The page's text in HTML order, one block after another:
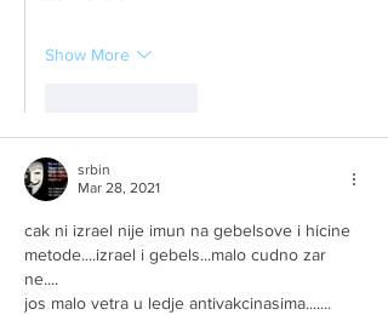
Show More
srbin
Mar 28, 2021
cak ni izrael nije imun na gebelsove i hicine
metode....izrael i gebels...malo cudno zar
ne....
jos malo vetra u ledje antivakcinasima.......